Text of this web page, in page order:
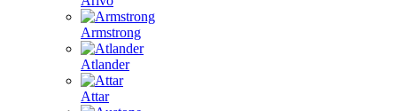
Armstrong
Atlander
Attar